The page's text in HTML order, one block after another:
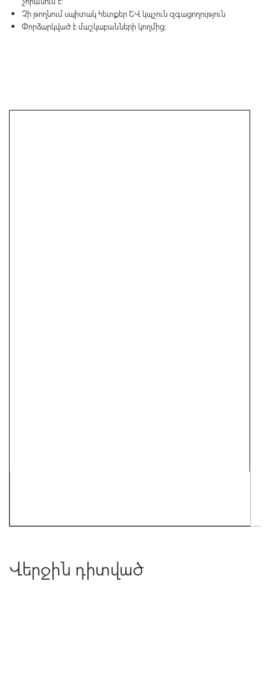
Չի թողնում սպիտակ հետքեր և կպչուն զգացողություն
Փորձարկված է մաշկաբանների կողմից:
Վերջին դիտված